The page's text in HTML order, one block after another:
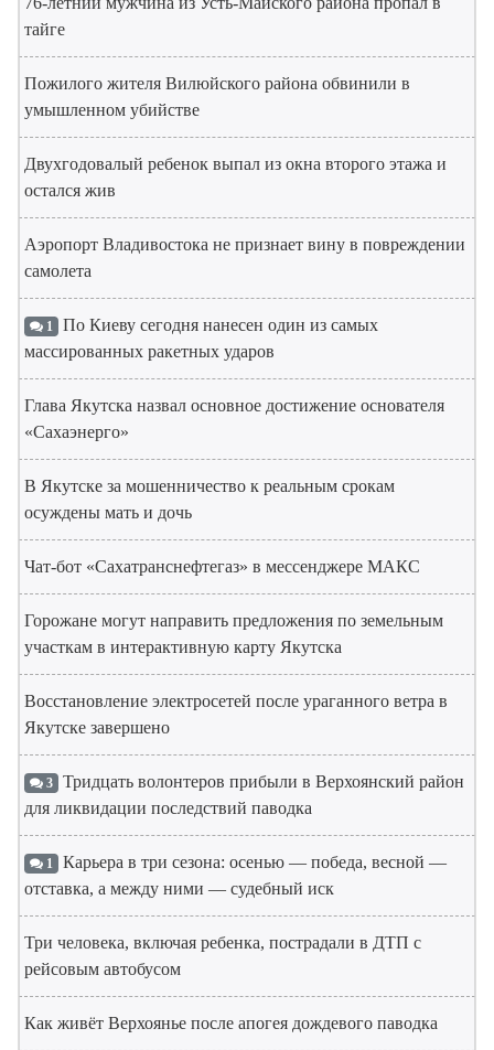
тайге
Пожилого жителя Вилюйского района обвинили в
умышленном убийстве
Двухгодовалый ребенок выпал из окна второго этажа и
остался жив
Аэропорт Владивостока не признает вину в повреждении
самолета
1 По Киеву сегодня нанесен один из самых
массированных ракетных ударов
Глава Якутска назвал основное достижение основателя
«Сахаэнерго»
В Якутске за мошенничество к реальным срокам
осуждены мать и дочь
Чат-бот «Сахатранснефтегаз» в мессенджере МАКС
Горожане могут направить предложения по земельным
участкам в интерактивную карту Якутска
Восстановление электросетей после ураганного ветра в
Якутске завершено
3 Тридцать волонтеров прибыли в Верхоянский район
для ликвидации последствий паводка
1 Карьера в три сезона: осенью — победа, весной —
отставка, а между ними — судебный иск
Три человека, включая ребенка, пострадали в ДТП с
рейсовым автобусом
Как живёт Верхоянье после апогея дождевого паводка